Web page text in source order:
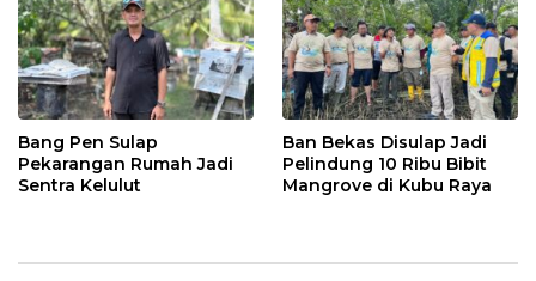
Bang Pen Sulap
Pekarangan Rumah Jadi
Sentra Kelulut
Ban Bekas Disulap Jadi
Pelindung 10 Ribu Bibit
Mangrove di Kubu Raya